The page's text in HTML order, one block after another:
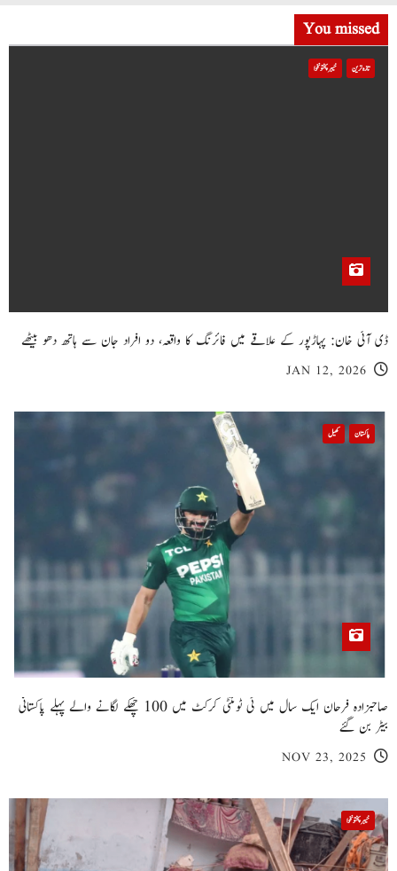
You missed
تازہ ترین خیبر پختونخوا
ڈی آئی خان: پہاڑپور کے علاقے میں فائرنگ کا واقعہ، دو افراد جان سے ہاتھ دھو بیٹھے
JAN 12, 2026
پاکستان کھیل
صاحبزادہ فرحان ایک سال میں ٹی ٹوئنٹی کرکٹ میں 100 چھکے لگانے والے پہلے پاکستانی
بیٹر بن گئے
NOV 23, 2025
خیبر پختونخوا